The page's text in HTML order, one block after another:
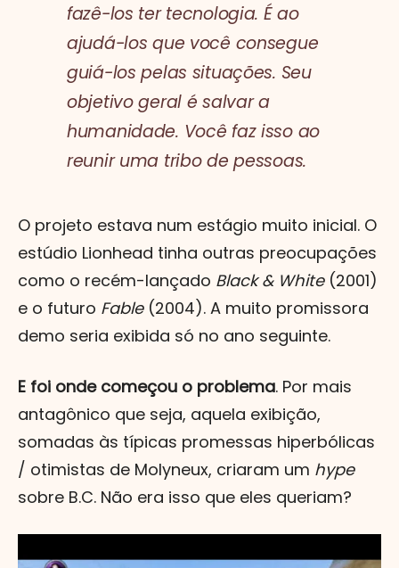
fazê-los ter tecnologia. É ao
ajudá-los que você consegue
guiá-los pelas situações. Seu
objetivo geral é salvar a
humanidade. Você faz isso ao
reunir uma tribo de pessoas.
O projeto estava num estágio muito inicial. O
estúdio Lionhead tinha outras preocupações
como o recém-lançado Black & White(2001)
e o futuro Fable(2004). A muito promissora
demo seria exibida só no ano seguinte.
E foi onde começou o problema. Por mais
antagônico que seja, aquela exibição,
somadas às típicas promessas hiperbólicas
/ otimistas de Molyneux, criaram um hype
sobre B.C. Não era isso que eles queriam?